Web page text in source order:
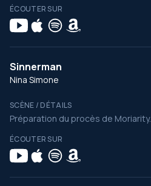
ÉCOUTER SUR
Sinnerman
Nina Simone
SCÈNE / DÉTAILS
Préparation du procès de Moriarity.
ÉCOUTER SUR